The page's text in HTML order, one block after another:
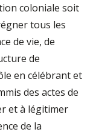
coloniale soit
tous les
de vie, de
de
en célébrant et
des actes de
et à légitimer
de la